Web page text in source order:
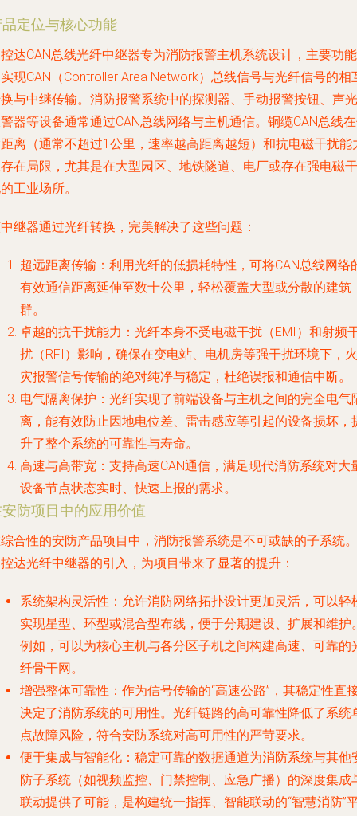
定位与核心功能
达CAN总线光纤中继器专为消防报警主机系统设计，主要功能
现CAN（Controller Area Network）总线信号与光纤信号的相
与中继传输。消防报警系统中的探测器、手动报警按钮、声光
器等设备通常通过CAN总线网络与主机通信。铜缆CAN总线
离（通常不超过1公里，速率越高距离越短）和抗电磁干扰能
在局限，尤其是在大型园区、地铁隧道、电厂或存在强电磁干
工业场所。
继器通过光纤转换，完美解决了这些问题：
超远距离传输 ：利用光纤的低损耗特性，可将CAN总线网络
有效通信距离延伸至数十公里，轻松覆盖大型或分散的建筑
群。
卓越的抗干扰能力 ：光纤本身不受电磁干扰（EMI）和射频
扰（RFI）影响，确保在变电站、电机房等强干扰环境下，火
灾报警信号传输的绝对纯净与稳定，杜绝误报和通信中断。
电气隔离保护 ：光纤实现了前端设备与主机之间的完全电气
离，能有效防止因地电位差、雷击感应等引起的设备损坏，
升了整个系统的可靠性与寿命。
高速与高带宽 ：支持高速CAN通信，满足现代消防系统对大
设备节点状态实时、快速上报的需求。
防项目中的应用价值
合性的安防产品项目中，消防报警系统是不可或缺的子系统。
达光纤中继器的引入，为项目带来了显著的提升：
系统架构灵活性 ：允许消防网络拓扑设计更加灵活，可以轻
实现星型、环型或混合型布线，便于分期建设、扩展和维护
例如，可以为核心主机与各分区子机之间构建高速、可靠的
纤骨干网。
增强整体可靠性 ：作为信号传输的“高速公路”，其稳定性直
决定了消防系统的可用性。光纤链路的高可靠性降低了系统
点故障风险，符合安防系统对高可用性的严苛要求。
便于集成与智能化 ：稳定可靠的数据通道为消防系统与其他
防子系统（如视频监控、门禁控制、应急广播）的深度集成
联动提供了可能，是构建统一指挥、智能联动的“智慧消防”